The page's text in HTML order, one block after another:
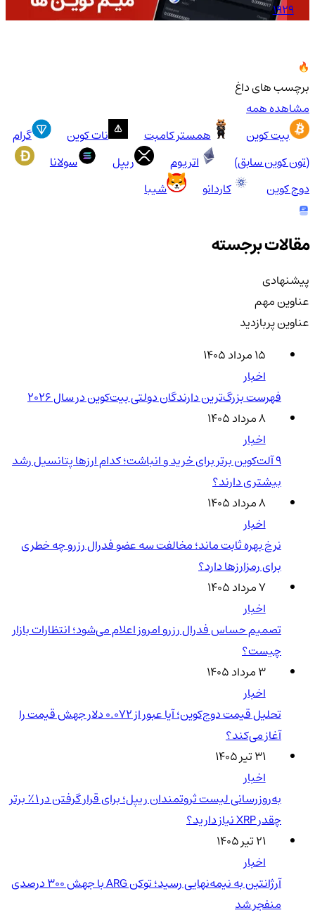
1929
برچسب های داغ
مشاهده همه
بیت کوین
همستر کامبت نات کوین
گرام
(تون کوین سابق)
اتریوم ریپل
سولانا
دوج کوین
کاردانو شیبا
مقالات برجسته
پیشنهادی
عناوین مهم
عناوین پربازدید
۱۵ مرداد ۱۴۰۵
اخبار
فهرست بزرگ‌ترین دارندگان دولتی بیت‌کوین در سال 2026
۸ مرداد ۱۴۰۵
اخبار
۹ آلت‌کوین برتر برای خرید و انباشت؛ کدام ارزها پتانسیل رشد
بیشتری دارند؟
۸ مرداد ۱۴۰۵
اخبار
نرخ بهره ثابت ماند؛ مخالفت سه عضو فدرال رزرو چه خطری
برای رمزارزها دارد؟
۷ مرداد ۱۴۰۵
اخبار
تصمیم حساس فدرال رزرو امروز اعلام می‌شود؛ انتظارات بازار
چیست؟
۳ مرداد ۱۴۰۵
اخبار
تحلیل قیمت دوج‌کوین؛ آیا عبور از ۰.۰۷۲ دلار جهش قیمت را
آغاز می‌کند؟
۳۱ تیر ۱۴۰۵
اخبار
به‌روزرسانی لیست ثروتمندان ریپل؛ برای قرار گرفتن در ۱٪ برتر
چقدر XRP نیاز دارید؟
۲۱ تیر ۱۴۰۵
اخبار
آرژانتین به نیمه‌نهایی رسید؛ توکن ARG با جهش ۳۰۰ درصدی
منفجر شد